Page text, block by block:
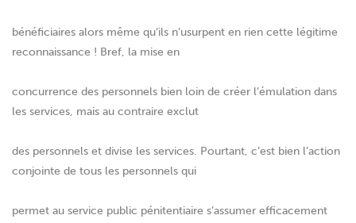
bénéficiaires alors même qu’ils n’usurpent en rien cette légitime
reconnaissance ! Bref, la mise en
concurrence des personnels bien loin de créer l’émulation dans
les services, mais au contraire exclut
des personnels et divise les services. Pourtant, c’est bien l’action
conjointe de tous les personnels qui
permet au service public pénitentiaire s’assumer efficacement